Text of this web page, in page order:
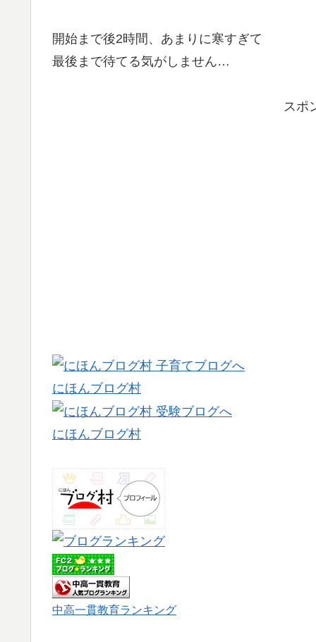
開始まで後2時間、あまりに寒すぎて
最後まで待てる気がしません…
スポ
にほんブログ村
にほんブログ村
中高一貫教育ランキング